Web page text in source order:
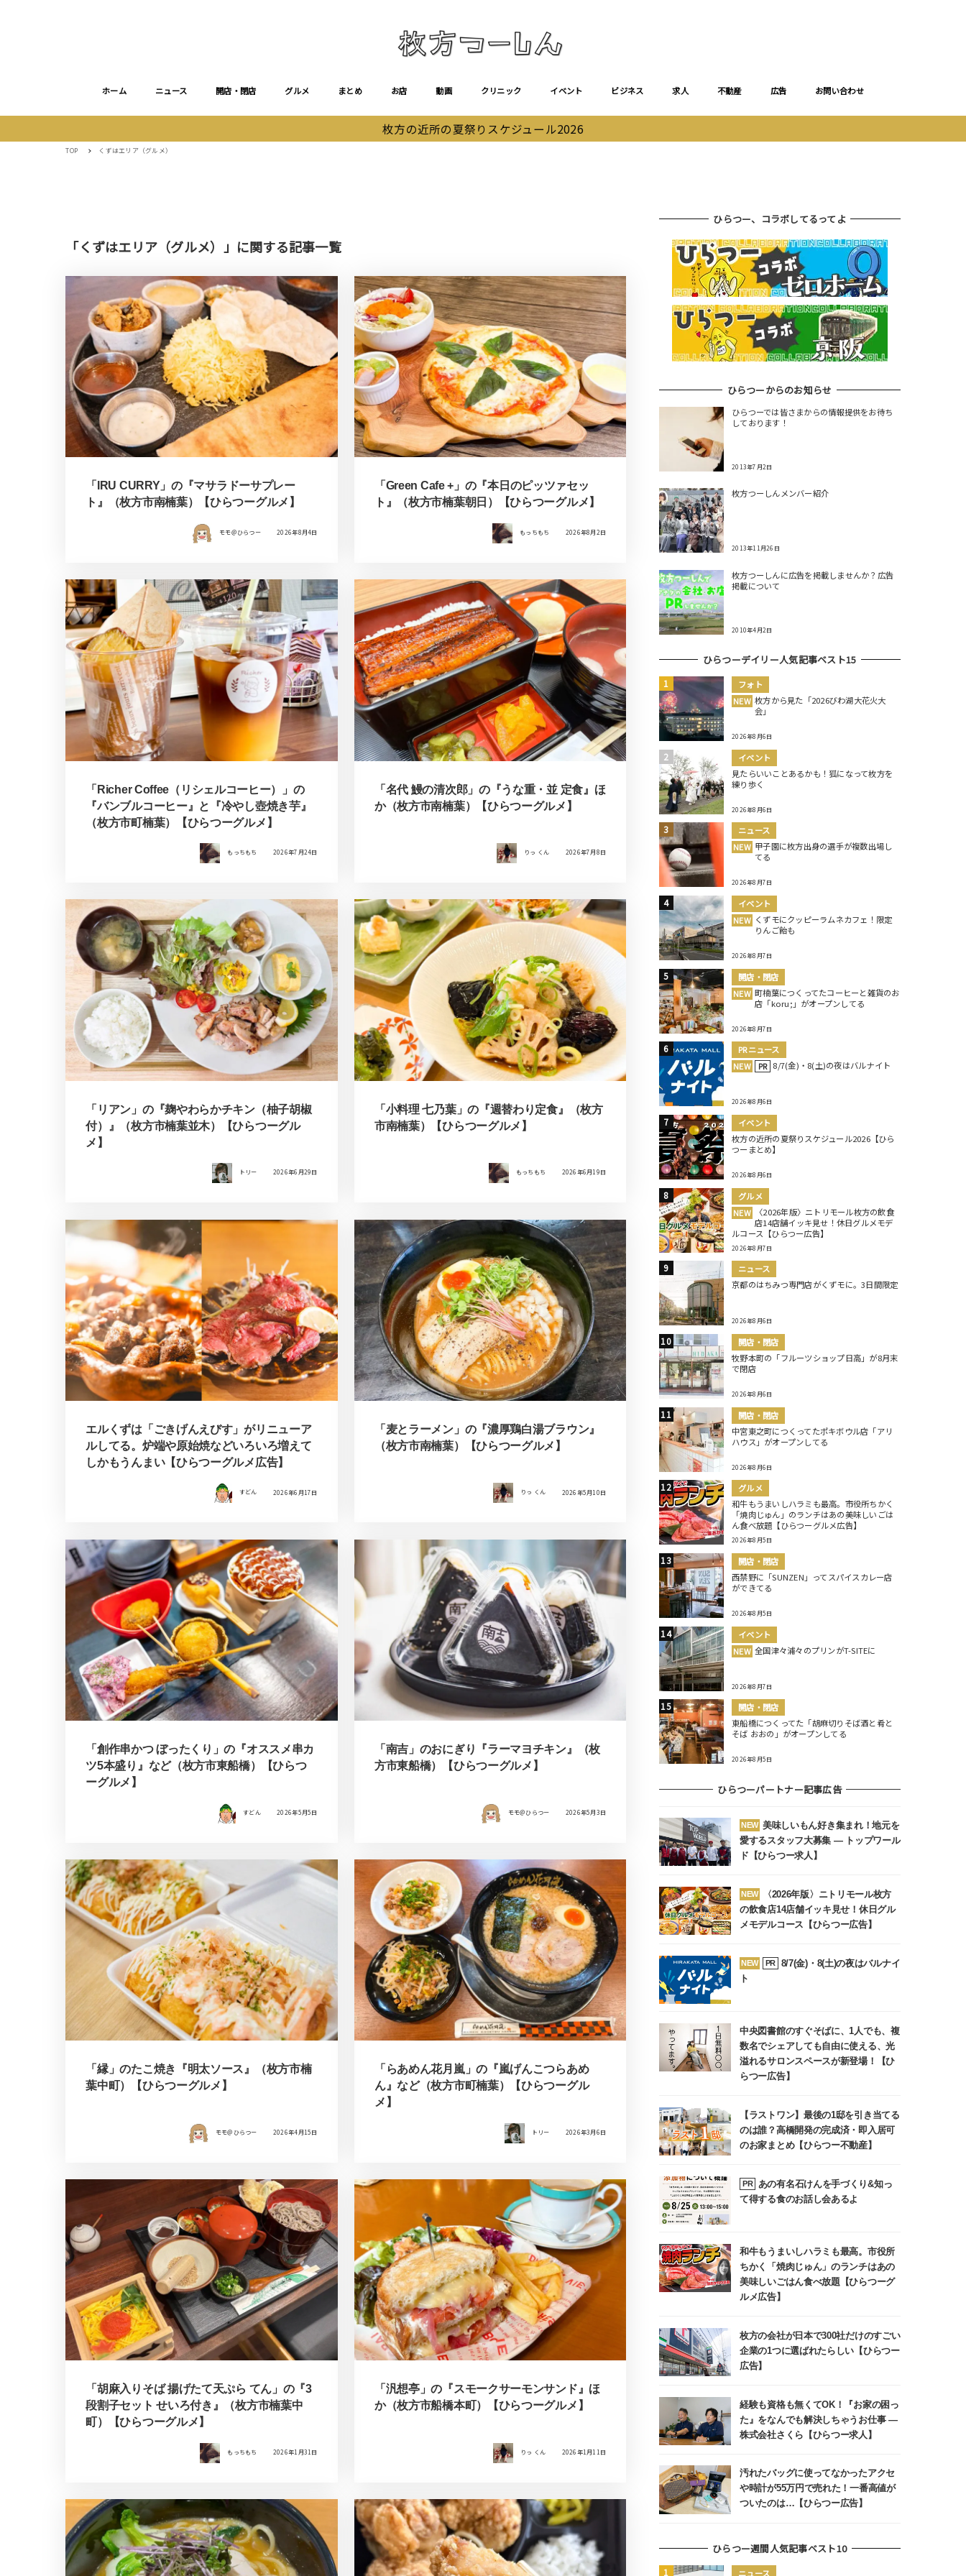
ホーム ニュース 開店・閉店 グルメ まとめ お店 動画 クリニック イベント ビジネス 求人 不動産 広告 お問い合わせ
枚方の近所の夏祭りスケジュール2026
TOP くずはエリア（グルメ）
「くずはエリア（グルメ）」に関する記事一覧
「IRU CURRY」の『マサラドーサプレー
ト』（枚方市南楠葉）【ひらつーグルメ】
モモ＠ひらつー 2026年8月4日
「Green Cafe +」の『本日のピッツァセッ
ト』（枚方市楠葉朝日）【ひらつーグルメ】
もっちもち 2026年8月2日
「Richer Coffee（リシェルコーヒー）」の
『バンブルコーヒー』と『冷やし壺焼き芋』
（枚方市町楠葉）【ひらつーグルメ】
もっちもち 2026年7月24日
「名代 鰻の清次郎」の『うな重・並 定食』ほ
か（枚方市南楠葉）【ひらつーグルメ】
りっ くん 2026年7月8日
「リアン」の『麹やわらかチキン（柚子胡椒
付）』（枚方市楠葉並木）【ひらつーグル
メ】
トリー 2026年6月29日
「小料理 七乃葉」の『週替わり定食』（枚方
市南楠葉）【ひらつーグルメ】
もっちもち 2026年6月19日
エルくずは「ごきげんえびす」がリニューア
ルしてる。炉端や原始焼などいろいろ増えて
しかもうんまい【ひらつーグルメ広告】
すどん 2026年6月17日
「麦とラーメン」の『濃厚鶏白湯ブラウン』
（枚方市南楠葉）【ひらつーグルメ】
りっ くん 2026年5月10日
「創作串かつ ぼったくり」の『オススメ串カ
ツ5本盛り』など（枚方市東船橋）【ひらつ
ーグルメ】
すどん 2026年5月5日
「南吉」のおにぎり『ラーマヨチキン』（枚
方市東船橋）【ひらつーグルメ】
モモ＠ひらつー 2026年5月3日
「縁」のたこ焼き『明太ソース』（枚方市楠
葉中町）【ひらつーグルメ】
モモ＠ひらつー 2026年4月15日
「らあめん花月嵐」の『嵐げんこつらあめ
ん』など（枚方市町楠葉）【ひらつーグル
メ】
トリー 2026年3月6日
「胡麻入りそば 揚げたて天ぷら てん」の『3
段割子セット せいろ付き』（枚方市楠葉中
町）【ひらつーグルメ】
もっちもち 2026年1月31日
「汎想亭」の『スモークサーモンサンド』ほ
か（枚方市船橋本町）【ひらつーグルメ】
りっ くん 2026年1月11日
ひらつー、コラボしてるってよ
ひらつーからのお知らせ
ひらつーでは皆さまからの情報提供をお待ち
しております！
2013年7月2日
枚方つーしんメンバー紹介
2013年11月26日
枚方つーしんに広告を掲載しませんか？広告
掲載について
2010年4月2日
ひらつーデイリー人気記事ベスト15
フォト
NEW 枚方から見た「2026びわ湖大花火大
会」
2026年8月6日
イベント
見たらいいことあるかも！狐になって枚方を
練り歩く
2026年8月6日
ニュース
NEW 甲子園に枚方出身の選手が複数出場し
てる
2026年8月7日
イベント
NEW くずモにクッピーラムネカフェ！限定
りんご飴も
2026年8月7日
開店・閉店
NEW 町楠葉につくってたコーヒーと雑貨のお
店「koru;」がオープンしてる
2026年8月7日
PRニュース
NEW
PR 8/7(金)・8(土)の夜はバルナイト
2026年8月6日
イベント
枚方の近所の夏祭りスケジュール2026【ひら
つーまとめ】
2026年8月6日
グルメ
NEW
〈2026年版〉ニトリモール枚方の飲食
店14店舗イッキ見せ！休日グルメモデ
ルコース【ひらつー広告】
2026年8月7日
ニュース
京都のはちみつ専門店がくずモに。3日間限定
2026年8月6日
開店・閉店
牧野本町の「フルーツショップ日高」が8月末
で閉店
2026年8月6日
開店・閉店
中宮東之町につくってたポキボウル店「アリ
ハウス」がオープンしてる
2026年8月6日
グルメ
和牛もうまいしハラミも最高。市役所ちかく
「焼肉じゅん」のランチはあの美味しいごは
ん食べ放題【ひらつーグルメ広告】
2026年8月5日
開店・閉店
西禁野に「SUNZEN」ってスパイスカレー店
ができてる
2026年8月5日
イベント
NEW 全国津々浦々のプリンがT-SITEに
2026年8月7日
開店・閉店
東船橋につくってた「胡麻切りそば酒と肴と
そば おおの」がオープンしてる
2026年8月5日
ひらつーパートナー記事広告
NEW 美味しいもん好き集まれ！地元を
愛するスタッフ大募集 ― トップワール
ド【ひらつー求人】
NEW
〈2026年版〉ニトリモール枚方
の飲食店14店舗イッキ見せ！休日グル
メモデルコース【ひらつー広告】
NEW PR
8/7(金)・8(土)の夜はバルナイ
ト
中央図書館のすぐそばに、1人でも、複
数名でシェアしても自由に使える、光
溢れるサロンスペースが新登場！【ひ
らつー広告】
【ラストワン】最後の1邸を引き当てる
のは誰？高橋開発の完成済・即入居可
のお家まとめ【ひらつー不動産】
PR
あの有名石けんを手づくり&知っ
て得する食のお話し会あるよ
和牛もうまいしハラミも最高。市役所
ちかく「焼肉じゅん」のランチはあの
美味しいごはん食べ放題【ひらつーグ
ルメ広告】
枚方の会社が日本で300社だけのすごい
企業の1つに選ばれたらしい【ひらつー
広告】
経験も資格も無くてOK！『お家の困っ
た』をなんでも解決しちゃうお仕事 ―
株式会社さくら【ひらつー求人】
汚れたバッグに使ってなかったアクセ
や時計が55万円で売れた！一番高値が
ついたのは…【ひらつー広告】
ひらつー週間人気記事ベスト10
ニュース